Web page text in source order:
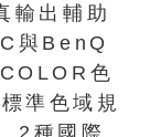
輸出輔助
與BenQ
色
準色域規
2種國際